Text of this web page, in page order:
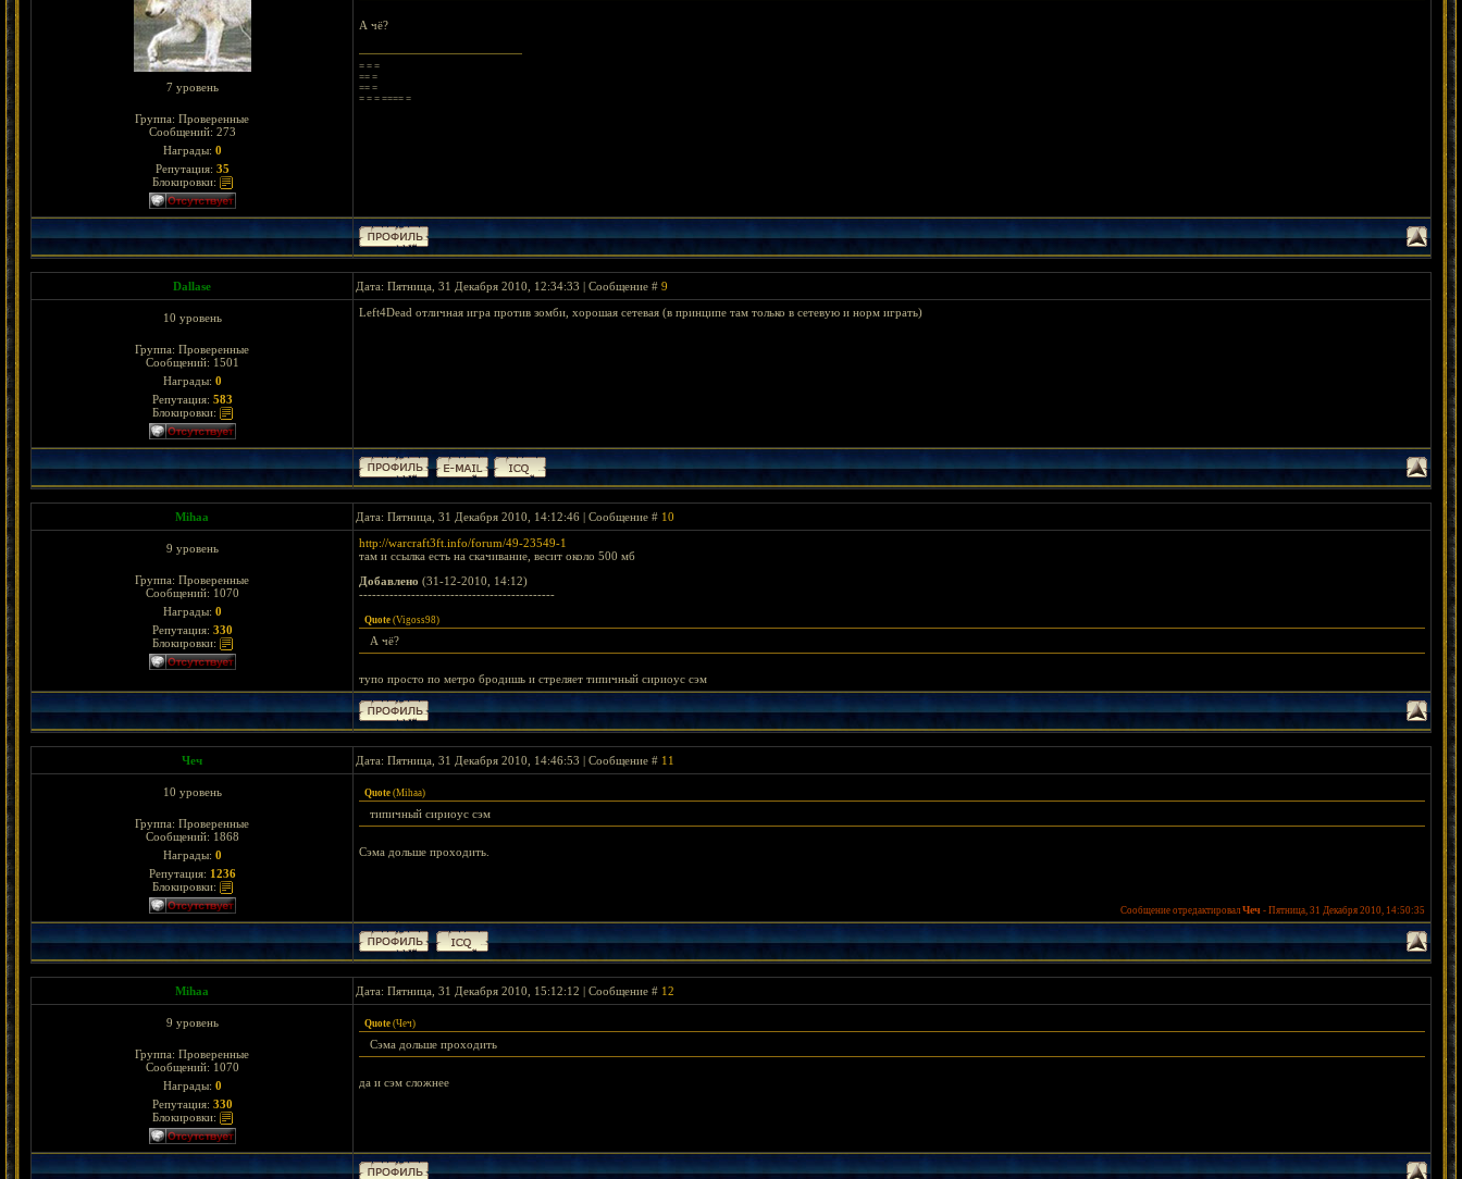
7 уровень
Группа: Проверенные
Сообщений: 273
Награды: 0
Репутация: 35
Блокировки:
А чё?
= = =
== =
== =
= = = ==== =
Dallase Дата: Пятница, 31 Декабря 2010, 12:34:33 | Сообщение # 9
10 уровень
Группа: Проверенные
Сообщений: 1501
Награды: 0
Репутация: 583
Блокировки:
Left4Dead отличная игра против зомби, хорошая сетевая (в принципе там только в сетевую и норм играть)
Mihaa Дата: Пятница, 31 Декабря 2010, 14:12:46 | Сообщение # 10
9 уровень
Группа: Проверенные
Сообщений: 1070
Награды: 0
Репутация: 330
Блокировки:
http://warcraft3ft.info/forum/49-23549-1
там и ссылка есть на скачивание, весит около 500 мб
Добавлено (31-12-2010, 14:12)
---------------------------------------------
Quote (Vigoss98)
А чё?
тупо просто по метро бродишь и стреляет типичный сириоус сэм
Чеч Дата: Пятница, 31 Декабря 2010, 14:46:53 | Сообщение # 11
10 уровень
Группа: Проверенные
Сообщений: 1868
Награды: 0
Репутация: 1236
Блокировки:
Quote (Mihaa)
типичный сириоус сэм
Сэма дольше проходить.
Сообщение отредактировал Чеч - Пятница, 31 Декабря 2010, 14:50:35
Mihaa Дата: Пятница, 31 Декабря 2010, 15:12:12 | Сообщение # 12
9 уровень
Группа: Проверенные
Сообщений: 1070
Награды: 0
Репутация: 330
Блокировки:
Quote (Чеч)
Сэма дольше проходить
да и сэм сложнее